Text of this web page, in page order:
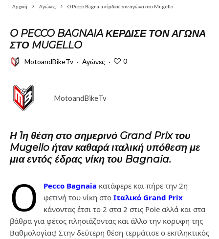
Αρχική Αγώνες O Pecco Bagnaia κέρδισε τον αγώνα στο Mugello
O PECCO BAGNAIA ΚΈΡΔΙΣΕ ΤΟΝ ΑΓΏΝΑ
ΣΤΟ MUGELLO
MotoandBikeTv · Αγώνες · 0
MotoandBikeTv
Η 1η θέση στο σημερινό Grand Prix του
Mugello ήταν καθαρά ιταλική υπόθεση με
μια εντός έδρας νίκη του Bagnaia.
Ο Pecco Bagnaia κατάφερε και πήρε την 2η
φετινή του νίκη στο Ιταλικό Grand Prix
κάνοντας έτσι το 2 στα 2 στις Pole αλλά και στα
βάθρα για φέτος πλησιάζοντας και άλλο την κορυφη της
Βαθμολογίας! Στην δεύτερη θέση τερμάτισε ο εκπληκτικός